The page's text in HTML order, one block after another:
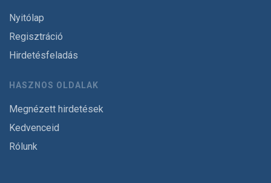
Nyitólap
Regisztráció
Hirdetésfeladás
HASZNOS OLDALAK
Megnézett hirdetések
Kedvenceid
Rólunk